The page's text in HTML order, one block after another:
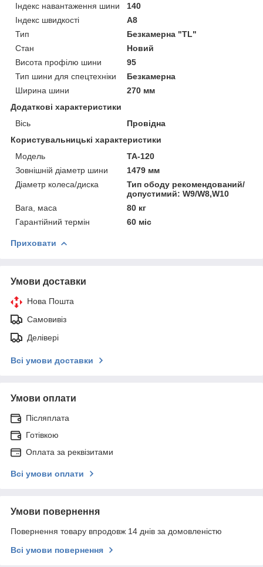
Індекс навантаження шини
140
Індекс швидкості
A8
Тип
Безкамерна "TL"
Стан
Новий
Висота профілю шини
95
Тип шини для спецтехніки
Безкамерна
Ширина шини
270 мм
Додаткові характеристики
Вісь
Провідна
Користувальницькі характеристики
Мoдель
ТА-120
Зовнішній діаметр шини
1479 мм
Діаметр колеса/диска
Тип ободу рекомендований/
допустимий: W9/W8,W10
Вага, маса
80 кг
Гарантійний термін
60 міс
Приховати
Умови доставки
Нова Пошта
Самовивіз
Делівері
Всі умови доставки
Умови оплати
Післяплата
Готівкою
Оплата за реквізитами
Всі умови оплати
Умови повернення
Повернення товару впродовж 14 днів за домовленістю
Всі умови повернення